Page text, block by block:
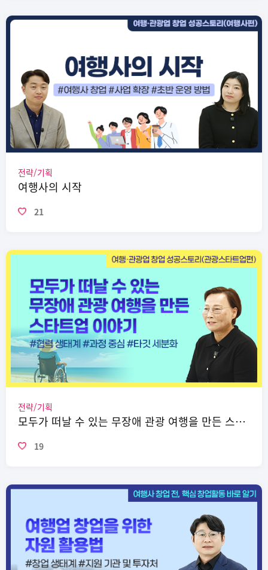
전략/기획
여행사의 시작
21
전략/기획
모두가 떠날 수 있는 무장애 관광 여행을 만든 스타트업 이야기
19